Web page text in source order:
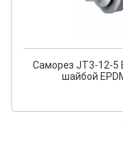
Саморез JT3-12-5
шайбой